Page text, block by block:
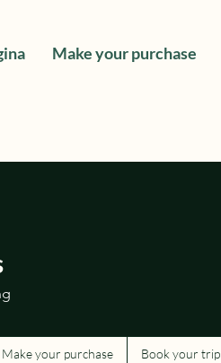
Make your purchase
Make your purchase Book your trip